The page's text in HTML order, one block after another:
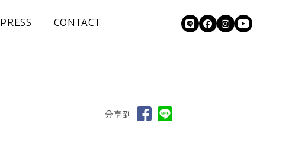
PRESS CONTACT
分享到